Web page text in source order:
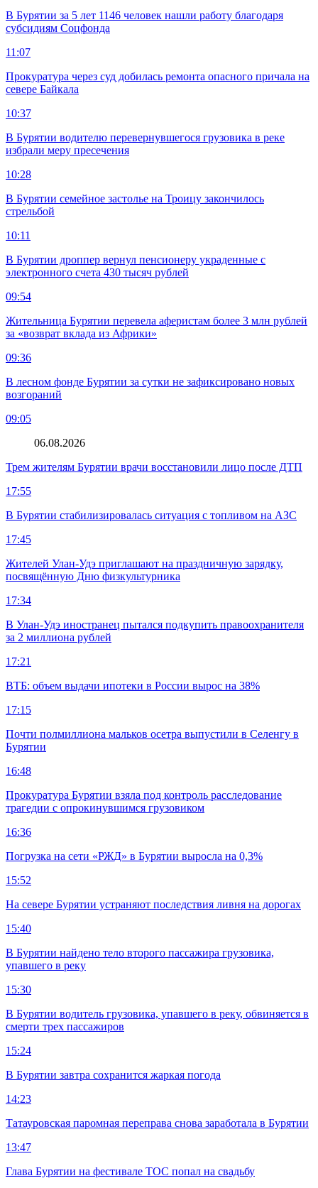
В Бурятии за 5 лет 1146 человек нашли работу благодаря
субсидиям Соцфонда
11:07
Прокуратура через суд добилась ремонта опасного причала на
севере Байкала
10:37
В Бурятии водителю перевернувшегося грузовика в реке
избрали меру пресечения
10:28
В Бурятии семейное застолье на Троицу закончилось
стрельбой
10:11
В Бурятии дроппер вернул пенсионеру украденные с
электронного счета 430 тысяч рублей
09:54
Жительница Бурятии перевела аферистам более 3 млн рублей
за «возврат вклада из Африки»
09:36
В лесном фонде Бурятии за сутки не зафиксировано новых
возгораний
09:05
06.08.2026
Трем жителям Бурятии врачи восстановили лицо после ДТП
17:55
В Бурятии стабилизировалась ситуация с топливом на АЗС
17:45
Жителей Улан-Удэ приглашают на праздничную зарядку,
посвящённую Дню физкультурника
17:34
В Улан-Удэ иностранец пытался подкупить правоохранителя
за 2 миллиона рублей
17:21
ВТБ: объем выдачи ипотеки в России вырос на 38%
17:15
Почти полмиллиона мальков осетра выпустили в Селенгу в
Бурятии
16:48
Прокуратура Бурятии взяла под контроль расследование
трагедии с опрокинувшимся грузовиком
16:36
Погрузка на сети «РЖД» в Бурятии выросла на 0,3%
15:52
На севере Бурятии устраняют последствия ливня на дорогах
15:40
В Бурятии найдено тело второго пассажира грузовика,
упавшего в реку
15:30
В Бурятии водитель грузовика, упавшего в реку, обвиняется в
смерти трех пассажиров
15:24
В Бурятии завтра сохранится жаркая погода
14:23
Татауровская паромная переправа снова заработала в Бурятии
13:47
Глава Бурятии на фестивале ТОС попал на свадьбу